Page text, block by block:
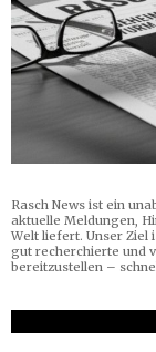
Rasch News ist ein
aktuelle Meldungen,
Welt liefert. Unser Ziel
gut recherchierte und
bereitzustellen –